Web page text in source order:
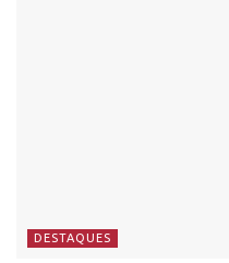
DESTAQUES